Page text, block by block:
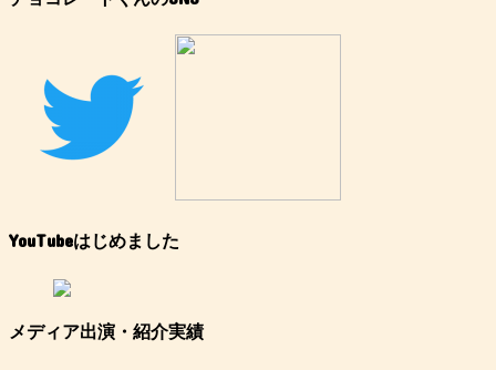
YouTubeはじめました
メディア出演・紹介実績